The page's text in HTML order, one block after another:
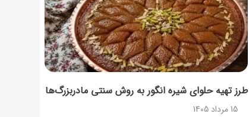
طرز تهیه حلوای شیره انگور به روش سنتی مادربزرگ‌ها
15 مرداد 1405